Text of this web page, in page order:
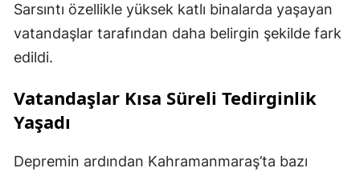
Sarsıntı özellikle yüksek katlı binalarda yaşayan
vatandaşlar tarafından daha belirgin şekilde fark
edildi.
Vatandaşlar Kısa Süreli Tedirginlik
Yaşadı
Depremin ardından Kahramanmaraş’ta bazı